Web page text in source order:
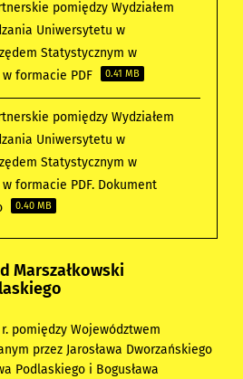
pomiędzy Wydziałem
Uniwersytetu w
Statystycznym w
formacie PDF
0.41 MB
pomiędzy Wydziałem
Uniwersytetu w
Statystycznym w
formacie PDF. Dokument
0.40 MB
Marszałkowski
pomiędzy Województwem
przez Jarosława Dworzańskiego
Podlaskiego i Bogusława